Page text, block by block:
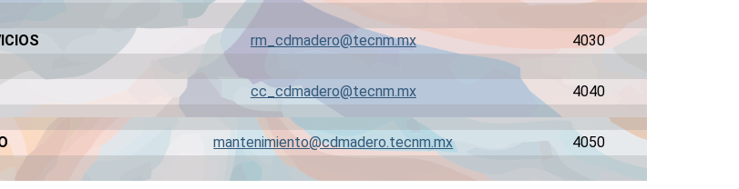
rm_cdmadero@tecnm.mx
4030
cc_cdmadero@tecnm.mx
4040
mantenimiento@cdmadero.tecnm.mx
4050